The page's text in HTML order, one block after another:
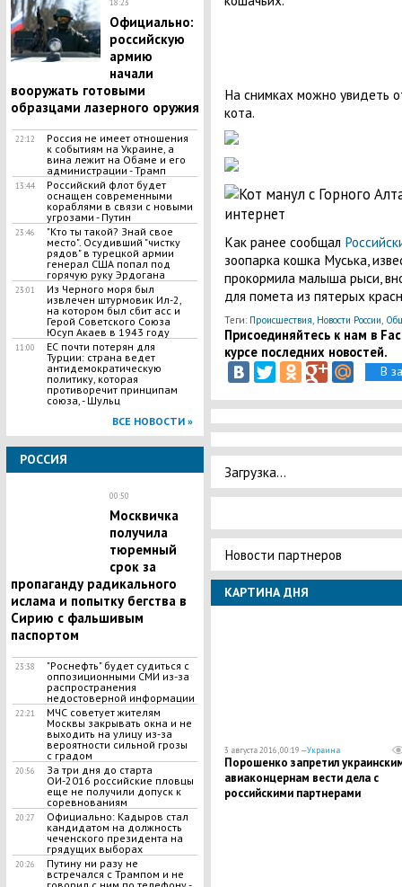
18:23
Официально:
российскую
армию
начали
вооружать готовыми
образцами лазерного оружия
22:12
Россия не имеет отношения
к событиям на Украине, а
вина лежит на Обаме и его
администрации - Трамп
13:44
Российский флот будет
оснащен современными
кораблями в связи с новыми
угрозами - Путин
23:46
"Кто ты такой? Знай свое
место". Осудивший "чистку
рядов" в турецкой армии
генерал США попал под
горячую руку Эрдогана
23:01
Из Черного моря был
извлечен штурмовик Ил-2,
на котором был сбит асс и
Герой Советского Союза
Юсуп Акаев в 1943 году
11:00
ЕС почти потерян для
Турции: страна ведет
антидемократическую
политику, которая
противоречит принципам
союза, - Шульц
ВСЕ НОВОСТИ »
РОССИЯ
00:50
Москвичка
получила
тюремный
срок за
пропаганду радикального
ислама и попытку бегства в
Сирию с фальшивым
паспортом
23:38
"Роснефть" будет судиться с
оппозиционными СМИ из-за
распространения
недостоверной информации
22:21
МЧС советует жителям
Москвы закрывать окна и не
выходить на улицу из-за
вероятности сильной грозы
с градом
20:56
За три дня до старта
ОИ-2016 российские пловцы
еще не получили допуск к
соревнованиям
20:27
Официально: Кадыров стал
кандидатом на должность
чеченского президента на
грядущих выборах
20:26
Путину ни разу не
встречался с Трампом и не
На снимках можно увидеть
кота.
Как ранее сообщал
зоопарка кошка Муська,
прокормила малыша рыси,
для помета из пятерых
Теги: Происшествия Новости России
Присоединяйтесь к нам в
курсе последних новостей.
В
Загрузка...
Новости партнеров
КАРТИНА ДНЯ
3 августа 2016, 00:19 —Украина
Порошенко запретил
авиаконцернам вести дела с
российскими партнерами